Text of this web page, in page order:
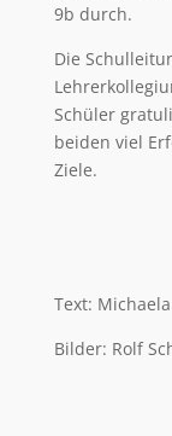
9b durch.
Die
Schüler
beiden viel
Ziele.
Text:
Bilder: Rolf